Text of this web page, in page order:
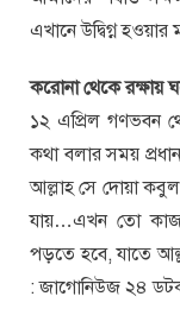
এখানে উদ্বিগ্ন
করোনা থেকে রক্ষায়
১২ এপ্রিল গণভবন
কথা বলার সময়
আল্লাহ সে দোয়া
যায়…এখন তো কাজ
পড়তে হবে, যাতে
: জাগোনিউজ ২৪